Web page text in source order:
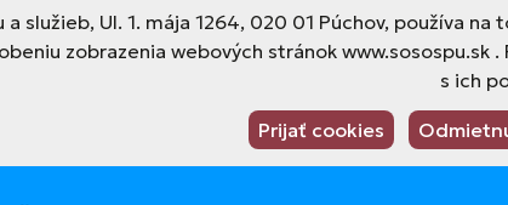
služieb, Ul. 1. mája 1264, 020 01 Púchov, používa
zobrazenia webových stránok
s ich
Prijať cookies